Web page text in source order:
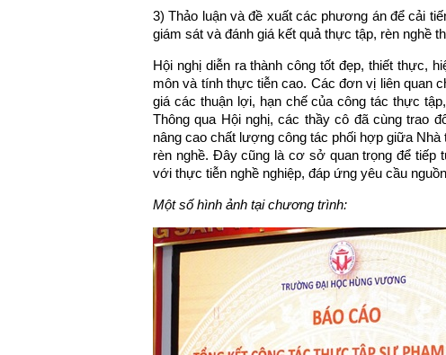
3) Thảo luận và đề xuất các phương án để cải
giám sát và đánh giá kết quả thực tập, rèn nghề
Hội nghị diễn ra thành công tốt đẹp, thiết thực,
môn và tính thực tiễn cao. Các đơn vị liên quan
giá các thuận lợi, hạn chế của công tác thực
Thông qua Hội nghị, các thầy cô đã cùng trao
nâng cao chất lượng công tác phối hợp giữa
rèn nghề. Đây cũng là cơ sở quan trọng để tiếp
với thực tiễn nghề nghiệp, đáp ứng yêu cầu
Một số hình ảnh tại chương trình: